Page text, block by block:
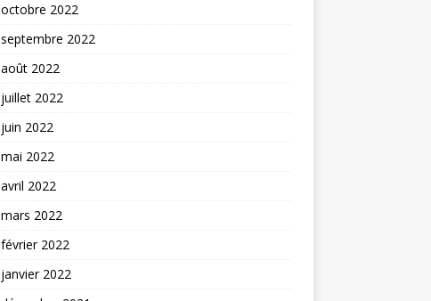
octobre 2022
septembre 2022
août 2022
juillet 2022
juin 2022
mai 2022
avril 2022
mars 2022
février 2022
janvier 2022